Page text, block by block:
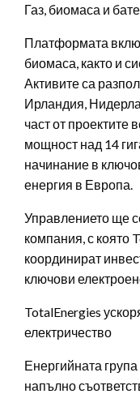
Газ, биомаса и
Платформата
биомаса, както и
Активите са
Ирландия,
част от проектите
мощност над 14
начинание в
енергия в Европа.
Управлението ще
компания, с която
координират
ключови
TotalEnergies
електричество
Енергийната
напълно